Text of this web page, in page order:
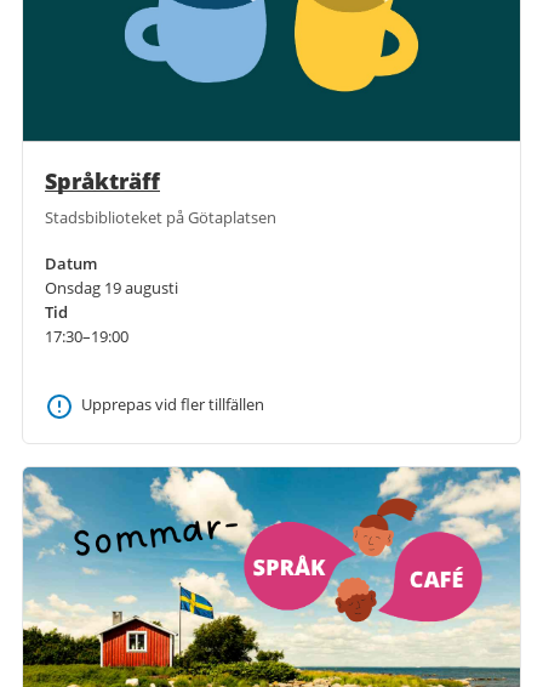
Språkträff
Stadsbiblioteket på Götaplatsen
Datum
Onsdag 19 augusti
Tid
17:30–19:00
Upprepas vid fler tillfällen